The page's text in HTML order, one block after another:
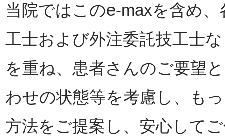
当院ではこのe-maxを含め
工士および外注委託技工士
を重ね、患者さんのご要望
わせの状態等を考慮し、も
方法をご提案し、安心して